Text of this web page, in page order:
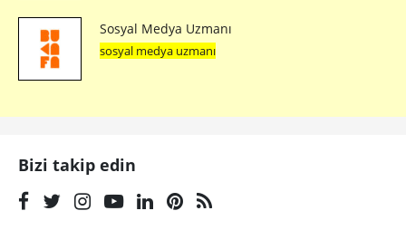
Sosyal Medya Uzmanı
sosyal medya uzmanı
Bizi takip edin